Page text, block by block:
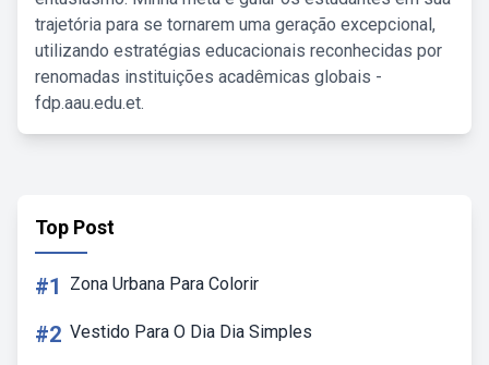
trajetória para se tornarem uma geração excepcional,
utilizando estratégias educacionais reconhecidas por
renomadas instituições acadêmicas globais -
fdp.aau.edu.et.
Top Post
#1 Zona Urbana Para Colorir
#2 Vestido Para O Dia Dia Simples